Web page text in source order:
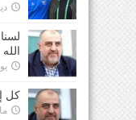
الله
كل